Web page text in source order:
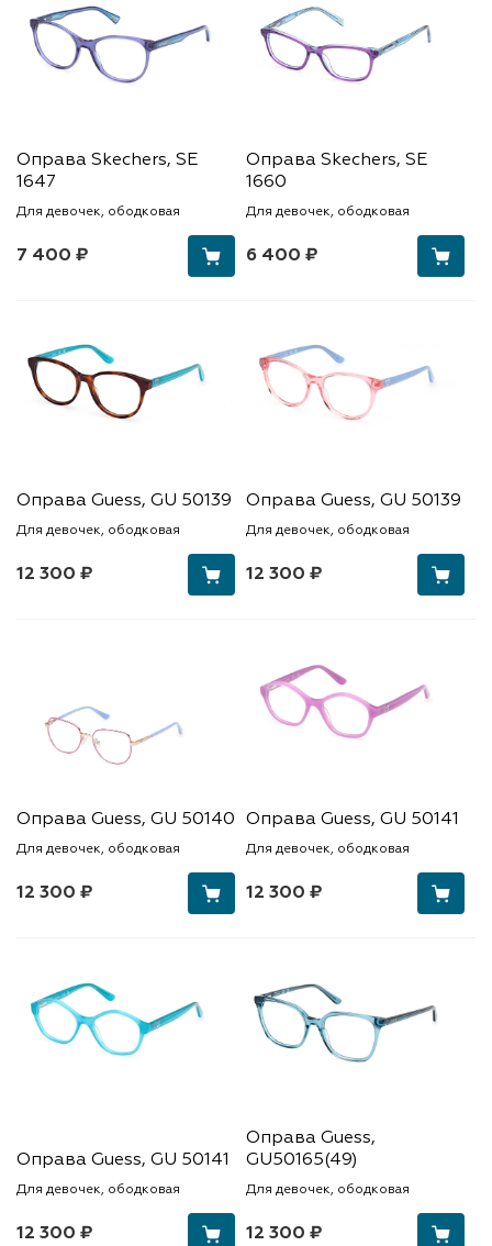
7 400 ₽
Оправа Skechers, SE
1647
Для девочек, ободковая
6 400 ₽
Оправа Skechers, SE
1660
Для девочек, ободковая
12 300 ₽
Оправа Guess, GU 50139
Для девочек, ободковая
12 300 ₽
Оправа Guess, GU 50139
Для девочек, ободковая
12 300 ₽
Оправа Guess, GU 50140
Для девочек, ободковая
12 300 ₽
Оправа Guess, GU 50141
Для девочек, ободковая
12 300 ₽
Оправа Guess, GU 50141
Для девочек, ободковая
12 300 ₽
Оправа Guess,
GU50165(49)
Для девочек, ободковая